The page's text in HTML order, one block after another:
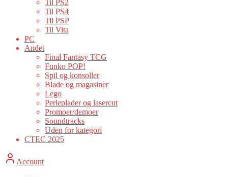
Til PS2
Til PS4
Til PSP
Til Vita
PC
Andet
Final Fantasy TCG
Funko POP!
Spil og konsoller
Blade og magasiner
Lego
Perleplader og lasercut
Promoer/demoer
Soundtracks
Uden for kategori
CTEC 2025
Account